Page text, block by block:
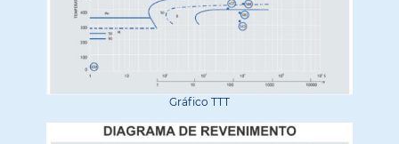
Gráfico TTT